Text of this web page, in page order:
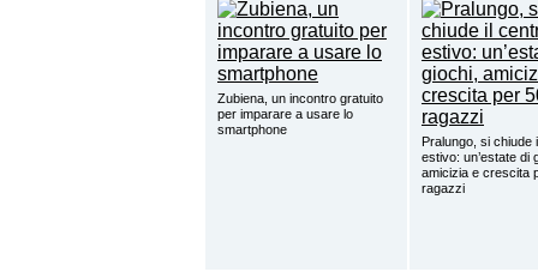
Zubiena, un incontro gratuito
per imparare a usare lo
smartphone
Pralungo, si chiude
estivo: un’estate di
amicizia e crescita
ragazzi